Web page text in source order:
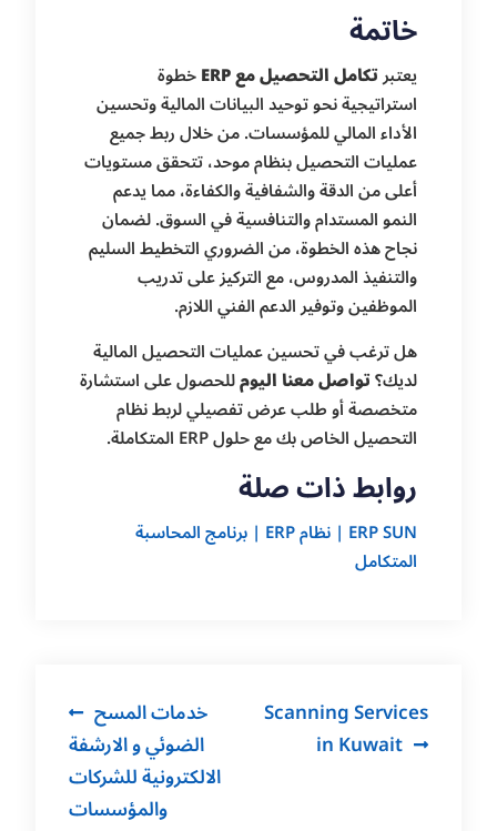
خاتمة
يعتبرتكامل التحصيل مع ERP
خطوة
استراتيجية نحو توحيد البيانات المالية وتحسين
الأداء المالي للمؤسسات. من خلال ربط جميع
عمليات التحصيل بنظام موحد، تتحقق مستويات
أعلى من الدقة والشفافية والكفاءة، مما يدعم
النمو المستدام والتنافسية في السوق. لضمان
نجاح هذه الخطوة، من الضروري التخطيط السليم
والتنفيذ المدروس، مع التركيز على تدريب
الموظفين وتوفير الدعم الفني اللازم.
هل ترغب في تحسين عمليات التحصيل المالية
لديك؟تواصل معنا اليومللحصول على استشارة
متخصصة أو طلب عرض تفصيلي لربط نظام
التحصيل الخاص بك مع حلول ERP المتكاملة.
روابط ذات صلة
ERP SUN | نظام ERP | برنامج المحاسبة
المتكامل
Post
navigation
خدمات المسح
الضوئي و الارشفة
الالكترونية للشركات
والمؤسسات
Scanning Services
in Kuwait